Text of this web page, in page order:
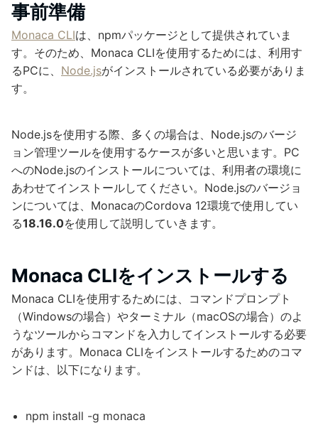
事前準備
Monaca CLIは、npmパッケージとして提供されていま
す。そのため、Monaca CLIを使用するためには、利用す
るPCに、 Node.jsがインストールされている必要がありま
す。
Node.jsを使用する際、多くの場合は、Node.jsのバージ
ョン管理ツールを使用するケースが多いと思います。PC
へのNode.jsのインストールについては、利用者の環境に
あわせてインストールしてください。Node.jsのバージョ
ンについては、MonacaのCordova 12環境で使用してい
る18.16.0を使用して説明していきます。
Monaca CLIをインストールする
Monaca CLIを使用するためには、コマンドプロンプト
（Windowsの場合）やターミナル（macOSの場合）のよ
うなツールからコマンドを入力してインストールする必要
があります。Monaca CLIをインストールするためのコマ
ンドは、以下になります。
npm install -g monaca